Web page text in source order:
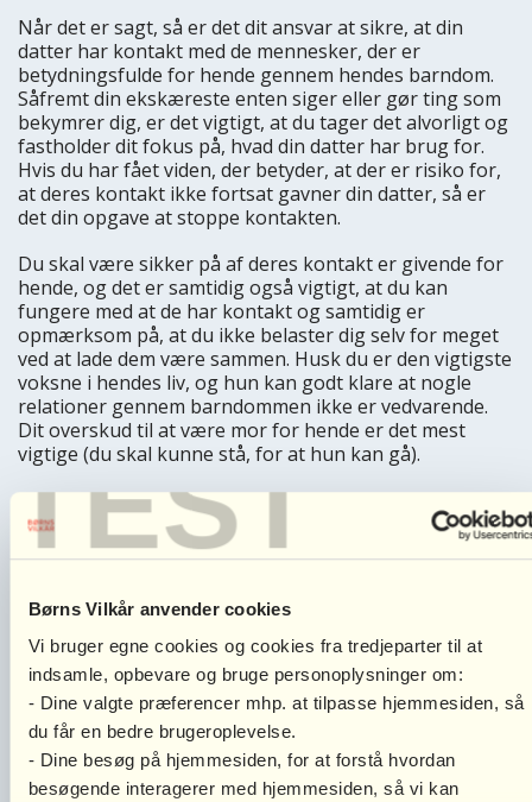
TEST
Børns Vilkår anvender cookies
Vi bruger egne cookies og cookies fra tredjeparter til at
indsamle, opbevare og bruge personoplysninger om:
- Dine valgte præferencer mhp. at tilpasse hjemmesiden, så
du får en bedre brugeroplevelse.
- Dine besøg på hjemmesiden, for at forstå hvordan
besøgende interagerer med hjemmesiden, så vi kan
Når det er sagt, så er det dit ansvar at sikre, at din
datter har kontakt med de mennesker, der er
betydningsfulde for hende gennem hendes barndom.
Såfremt din ekskæreste enten siger eller gør ting som
bekymrer dig, er det vigtigt, at du tager det alvorligt og
fastholder dit fokus på, hvad din datter har brug for.
Hvis du har fået viden, der betyder, at der er risiko for,
at deres kontakt ikke fortsat gavner din datter, så er
det din opgave at stoppe kontakten.
Du skal være sikker på af deres kontakt er givende for
hende, og det er samtidig også vigtigt, at du kan
fungere med at de har kontakt og samtidig er
opmærksom på, at du ikke belaster dig selv for meget
ved at lade dem være sammen. Husk du er den vigtigste
voksne i hendes liv, og hun kan godt klare at nogle
relationer gennem barndommen ikke er vedvarende.
Dit overskud til at være mor for hende er det mest
vigtige (du skal kunne stå, for at hun kan gå).
Inden du beslutter dig for, om din datter fortsat skal se
din ekskæreste, vil jeg råde dig til at tale med andre om,
hvad du har hørt, at han har sagt til dig.
Siden jeg ikke ved hvad det er, han helt konkret har
sagt, er det svært for mig at spore mig ind på
alvorsgraden. Uanset hvad han har sagt, vil jeg dog
anbefale dig at gå på opdagelse ift. at skelne mellem
hvad der reelt er blevet sagt, og hvad du muligvis tolker
på. Det er også relevant at se nysgerrigt på om der er
sagt noget i et enkelt skænderi, der ikke er rart at høre,
men som er sagt i frustration, til forskel fra gentagne
udtalelser der kan give anledning til bekymring for din